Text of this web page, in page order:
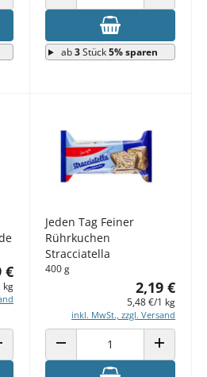
ERHÖHENANZAHL VERRINGERN ANZAHL
ab3Stück5% sparen
€
kg
ERHÖHEN
Jeden Tag Feiner
Rührkuchen
Stracciatella
400 g
2,19 €
5,48 €/1 kg
inkl. MwSt., zzgl. Versand
ANZAHL VERRINGERN ANZAHL